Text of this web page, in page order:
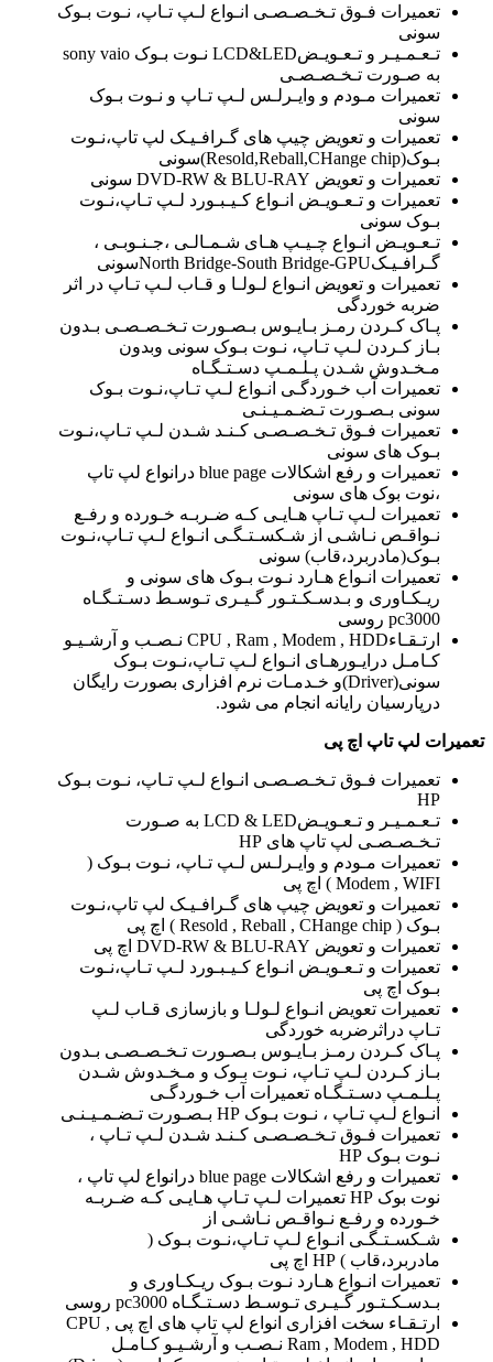
تعمیرات فـوق تـخـصـصـی انـواع لـپ تـاپ، نـوت بـوک
سونی
تـعـمـیـر و تـعـویـضLCD&LED نـوت بـوک sony vaio
به صـورت تـخـصـصـی
تعمیرات مـودم و وایـرلـس لـپ تـاپ و نـوت بـوک
سونی
تعمیرات و تعویض چیپ های گـرافـیـک لپ تاپ،نـوت
بـوک(Resold,Reball,CHange chip)سونی
تعمیرات و تعویض DVD-RW & BLU-RAY سونی
تعمیرات و تـعـویـض انـواع کـیـبـورد لـپ تـاپ،نـوت
بـوک سونی
تـعـویـض انـواع چـیـپ هـای شـمـالـی ،جـنـوبـی ،
گـرافـیـکNorth Bridge-South Bridge-GPUسونی
تعمیرات و تعویض انـواع لـولـا و قـاب لـپ تـاپ در اثر
ضربه خوردگی
پـاک کـردن رمـز بـایـوس بـصـورت تـخـصـصـی بـدون
بـاز کـردن لـپ تـاپ، نـوت بـوک سونی وبدون
مـخـدوش شـدن پـلـمـپ دسـتـگـاه
تعمیرات آب خـوردگـی انـواع لـپ تـاپ،نـوت بـوک
سونی بـصـورت تـضـمـیـنـی
تعمیرات فـوق تـخـصـصـی کـنـد شـدن لـپ تـاپ،نـوت
بـوک های سونی
تعمیرات و رفع اشکالات blue page درانواع لپ تاپ
،نوت بوک های سونی
تعمیرات لـپ تـاپ هـایـی کـه ضـربـه خـورده و رفـع
نـواقـص نـاشـی از شـکسـتـگـی انـواع لـپ تـاپ،نـوت
بـوک(مادربرد،قاب) سونی
تعمیرات انـواع هـارد نـوت بـوک های سونی و
ریـکـاوری و بـدسـکـتـور گـیـری تـوسـط دسـتـگـاه
pc3000 روسی
ارتـقـاءCPU , Ram , Modem , HDD نـصـب و آرشـیـو
کـامـل درایـورهـای انـواع لـپ تـاپ،نـوت بـوک
سونی(Driver)و خـدمـات نرم افزاری بصورت رایگان
درپارسیان رایانه انجام می شود.
تعمیرات لپ تاپ اچ پی
تعمیرات فـوق تـخـصـصـی انـواع لـپ تـاپ، نـوت بـوک
HP
تـعـمـیـر و تـعـویـضLCD & LED به صـورت
تـخـصـصـی لپ تاپ های HP
تعمیرات مـودم و وایـرلـس لـپ تـاپ، نـوت بـوک (
Modem , WIFI ) اچ پی
تعمیرات و تعویض چیپ های گـرافـیـک لپ تاپ،نـوت
بـوک ( Resold , Reball , CHange chip ) اچ پی
تعمیرات و تعویض DVD-RW & BLU-RAY اچ پی
تعمیرات و تـعـویـض انـواع کـیـبـورد لـپ تـاپ،نـوت
بـوک اچ پی
تعمیرات تعویض انـواع لـولـا و بازسازی قـاب لـپ
تـاپ دراثرضربه خوردگی
پـاک کـردن رمـز بـایـوس بـصـورت تـخـصـصـی بـدون
بـاز کـردن لـپ تـاپ، نـوت بـوک و مـخـدوش شـدن
پـلـمـپ دسـتـگـاه تعمیرات آب خـوردگـی
انـواع لـپ تـاپ ، نـوت بـوک HP بـصـورت تـضـمـیـنـی
تعمیرات فـوق تـخـصـصـی کـنـد شـدن لـپ تـاپ ،
نـوت بـوک HP
تعمیرات و رفع اشکالات blue page درانواع لپ تاپ ،
نوت بوک HP تعمیرات لـپ تـاپ هـایـی کـه ضـربـه
خـورده و رفـع نـواقـص نـاشـی از
شـکسـتـگـی انـواع لـپ تـاپ،نـوت بـوک (
مادربرد،قاب ) HP اچ پی
تعمیرات انـواع هـارد نـوت بـوک ریـکـاوری و
بـدسـکـتـور گـیـری تـوسـط دسـتـگـاه pc3000 روسی
ارتـقـاء سخت افزاری انواع لپ تاپ های اچ پی CPU ,
Ram , Modem , HDD نـصـب و آرشـیـو کـامـل